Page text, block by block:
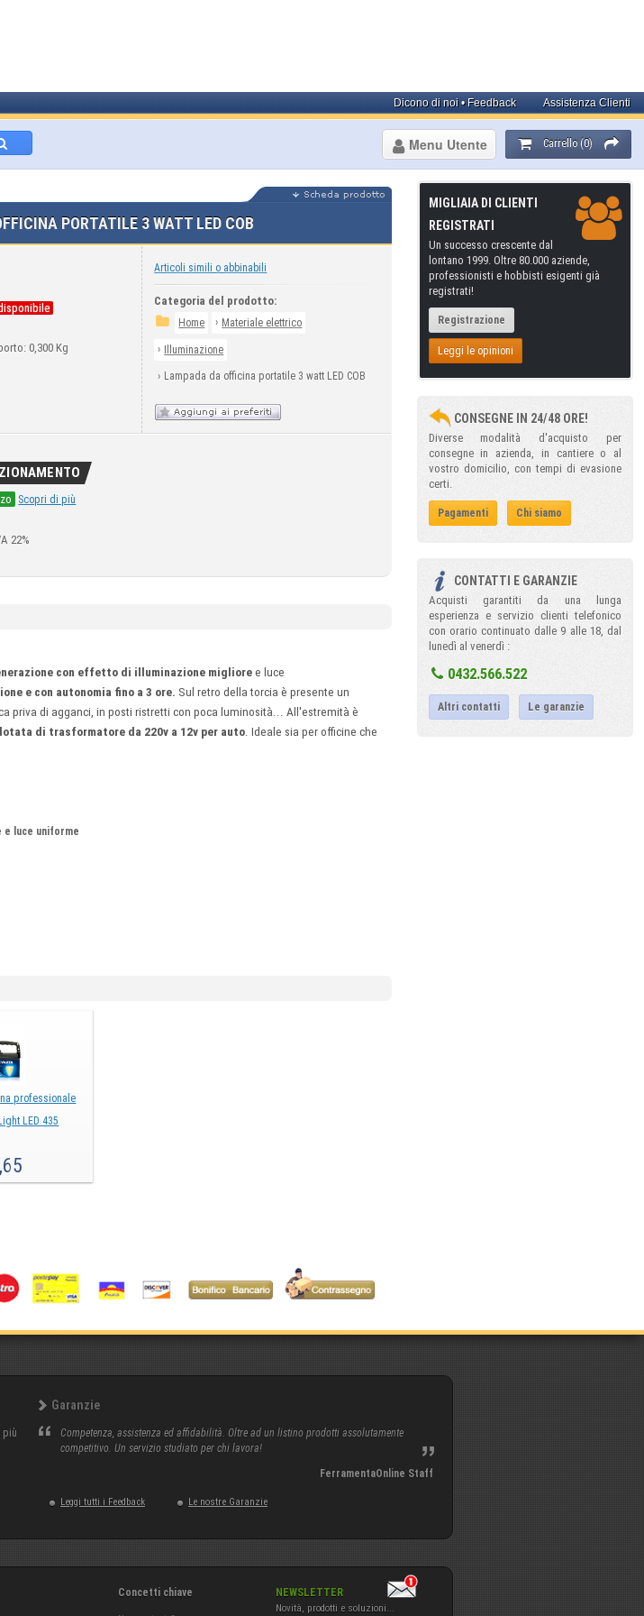
Assistenza Clienti
Dicono di noi • Feedback
Carrello (0)
Menu Utente
PORTATILE 3 WATT LED COB
0,300 Kg
Articoli simili o abbinabili
Categoria del prodotto:
Home › Materiale elettrico
› Illuminazione
› Lampada da officina portatile 3 watt LED COB
Scopri di più
22%
con effetto di illuminazione miglioree luce
e con autonomia fino a 3 ore. Sul retro della torcia è presente un
priva di agganci, in posti ristretti con poca luminosità... All'estremità è
di trasformatore da 220v a 12v per auto. Ideale sia per officine che
e luce uniforme
professionale
LED 435
MIGLIAIA DI CLIENTI
REGISTRATI
Un successo crescente dal
lontano 1999. Oltre 80.000 aziende,
professionisti e hobbisti esigenti già
registrati!
Registrazione
Leggi le opinioni
CONSEGNE IN 24/48 ORE!
Diverse modalità d'acquisto per
consegne in azienda, in cantiere o al
vostro domicilio, con tempi di evasione
certi.
Pagamenti Chi siamo
CONTATTI E GARANZIE
Acquisti garantiti da una lunga
esperienza e servizio clienti telefonico
con orario continuato dalle 9 alle 18, dal
lunedì al venerdì :
0432.566.522
Altri contatti Le garanzie
più
Garanzie
Competenza, assistenza ed affidabilità. Oltre ad un listino prodotti assolutamente
competitivo. Un servizio studiato per chi lavora!
FerramentaOnline Staff
Leggi tutti i Feedback Le nostre Garanzie
Concetti chiave NEWSLETTER
Novità, prodotti e soluzioni...